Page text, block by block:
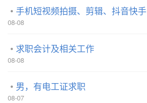
手机短视频拍摄、剪辑、抖音快手
08-08
求职会计及相关工作
08-08
男，有电工证求职
08-07